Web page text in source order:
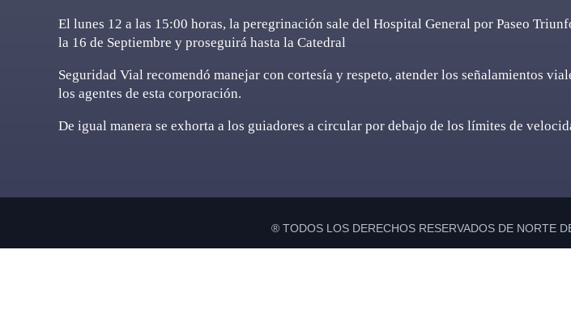
El lunes 12 a las 15:00 horas, la peregrinación sale del Hospital General por Paseo
la 16 de Septiembre y proseguirá hasta la Catedral
Seguridad Vial recomendó manejar con cortesía y respeto, atender los señalamientos
los agentes de esta corporación.
De igual manera se exhorta a los guiadores a circular por debajo de los límites de
® TODOS LOS DERECHOS RESERVADOS DE NORTE